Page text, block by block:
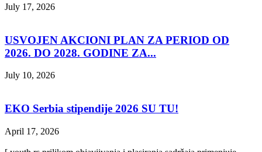
July 17, 2026
USVOJEN AKCIONI PLAN ZA PERIOD OD
2026. DO 2028. GODINE ZA...
July 10, 2026
EKO Serbia stipendije 2026 SU TU!
April 17, 2026